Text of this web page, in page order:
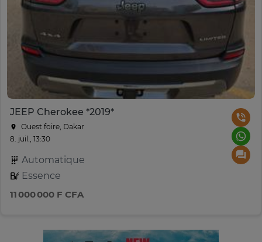
JEEP Cherokee *2019*
Ouest foire, Dakar
8. juil., 13:30
Automatique
Essence
11 000 000 F CFA